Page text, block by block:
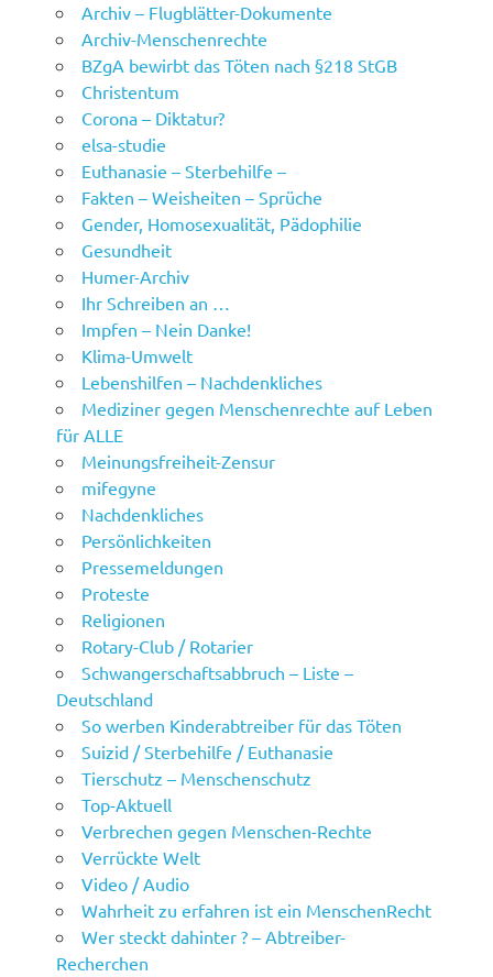
Archiv – Flugblätter-Dokumente
Archiv-Menschenrechte
BZgA bewirbt das Töten nach §218 StGB
Christentum
Corona – Diktatur?
elsa-studie
Euthanasie – Sterbehilfe –
Fakten – Weisheiten – Sprüche
Gender, Homosexualität, Pädophilie
Gesundheit
Humer-Archiv
Ihr Schreiben an …
Impfen – Nein Danke!
Klima-Umwelt
Lebenshilfen – Nachdenkliches
Mediziner gegen Menschenrechte auf Leben
für ALLE
Meinungsfreiheit-Zensur
mifegyne
Nachdenkliches
Persönlichkeiten
Pressemeldungen
Proteste
Religionen
Rotary-Club / Rotarier
Schwangerschaftsabbruch – Liste –
Deutschland
So werben Kinderabtreiber für das Töten
Suizid / Sterbehilfe / Euthanasie
Tierschutz – Menschenschutz
Top-Aktuell
Verbrechen gegen Menschen-Rechte
Verrückte Welt
Video / Audio
Wahrheit zu erfahren ist ein MenschenRecht
Wer steckt dahinter ? – Abtreiber-
Recherchen